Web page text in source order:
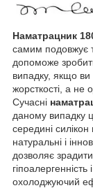
Наматрацник
самим подовжує
допоможе
випадку, якщо ви
жорсткості, а не
Сучасні
даному випадку
середині
натуральні і
дозволяє
охолоджуючий